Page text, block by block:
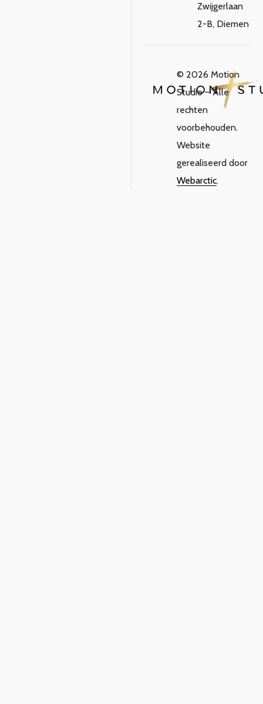
Zwijgerlaan
2-B, Diemen
© 2026 Motion
Studio – Alle
rechten
voorbehouden.
Website
gerealiseerd door
Webarctic.